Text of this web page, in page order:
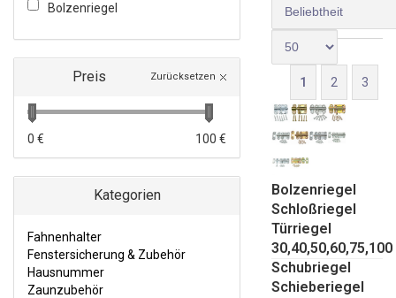
ROHRBELÜFTER
SALE
GARDEROBENHAKEN
KISTENGRIFFE
KLEMME
LASTHAKEN
MÖBELZUBEHÖR
Bolzenriegel
Preis Zurücksetzen
0 € 100 €
Kategorien
Fahnenhalter
Fenstersicherung & Zubehör
Hausnummer
Zaunzubehör
1 2 3
Bolzenriegel
Schloßriegel
Türriegel
30,40,50,60,75,100
Schubriegel
Schieberiegel